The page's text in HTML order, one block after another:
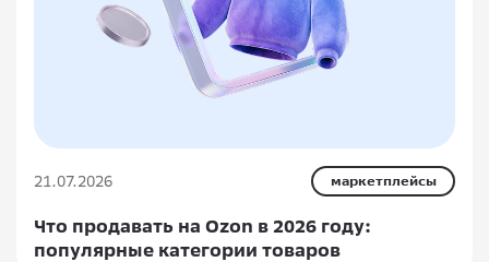
21.07.2026 маркетплейсы
Что продавать на Ozon в 2026 году:
популярные категории товаров